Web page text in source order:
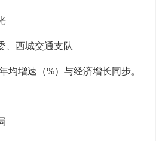
、西城交通支队
均增速（%）与经济增长同步。